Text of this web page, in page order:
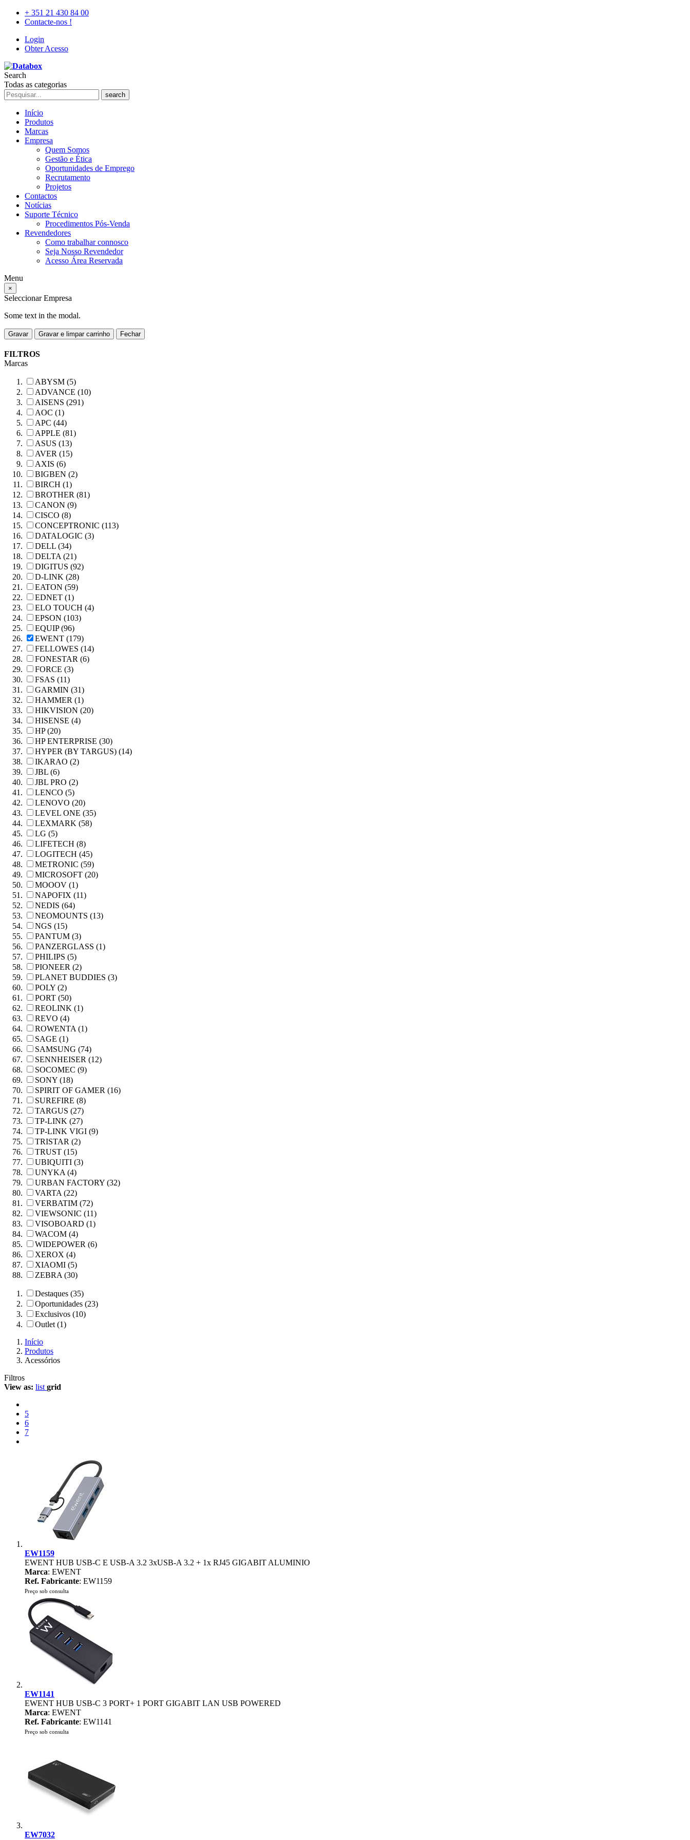
+ 351 21 430 84 00
Contacte-nos !
Login
Obter Acesso
Search
Todas as categorias
search
Início
Produtos
Marcas
Empresa
Quem Somos
Gestão e Ética
Oportunidades de Emprego
Recrutamento
Projetos
Contactos
Notícias
Suporte Técnico
Procedimentos Pós-Venda
Revendedores
Como trabalhar connosco
Seja Nosso Revendedor
Acesso Área Reservada
Menu
×
Seleccionar Empresa
Some text in the modal.
Gravar Gravar e limpar carrinho Fechar
FILTROS
Marcas
ABYSM (5)
ADVANCE (10)
AISENS (291)
AOC (1)
APC (44)
APPLE (81)
ASUS (13)
AVER (15)
AXIS (6)
BIGBEN (2)
BIRCH (1)
BROTHER (81)
CANON (9)
CISCO (8)
CONCEPTRONIC (113)
DATALOGIC (3)
DELL (34)
DELTA (21)
DIGITUS (92)
D-LINK (28)
EATON (59)
EDNET (1)
ELO TOUCH (4)
EPSON (103)
EQUIP (96)
EWENT (179)
FELLOWES (14)
FONESTAR (6)
FORCE (3)
FSAS (11)
GARMIN (31)
HAMMER (1)
HIKVISION (20)
HISENSE (4)
HP (20)
HP ENTERPRISE (30)
HYPER (BY TARGUS) (14)
IKARAO (2)
JBL (6)
JBL PRO (2)
LENCO (5)
LENOVO (20)
LEVEL ONE (35)
LEXMARK (58)
LG (5)
LIFETECH (8)
LOGITECH (45)
METRONIC (59)
MICROSOFT (20)
MOOOV (1)
NAPOFIX (11)
NEDIS (64)
NEOMOUNTS (13)
NGS (15)
PANTUM (3)
PANZERGLASS (1)
PHILIPS (5)
PIONEER (2)
PLANET BUDDIES (3)
POLY (2)
PORT (50)
REOLINK (1)
REVO (4)
ROWENTA (1)
SAGE (1)
SAMSUNG (74)
SENNHEISER (12)
SOCOMEC (9)
SONY (18)
SPIRIT OF GAMER (16)
SUREFIRE (8)
TARGUS (27)
TP-LINK (27)
TP-LINK VIGI (9)
TRISTAR (2)
TRUST (15)
UBIQUITI (3)
UNYKA (4)
URBAN FACTORY (32)
VARTA (22)
VERBATIM (72)
VIEWSONIC (11)
VISOBOARD (1)
WACOM (4)
WIDEPOWER (6)
XEROX (4)
XIAOMI (5)
ZEBRA (30)
Destaques (35)
Oportunidades (23)
Exclusivos (10)
Outlet (1)
Início
Produtos
Acessórios
Filtros
View as: list grid
5
6
7
EW1159
EWENT HUB USB-C E USB-A 3.2 3xUSB-A 3.2 + 1x RJ45 GIGABIT ALUMINIO
Marca: EWENT
Ref. Fabricante: EW1159
Preço sob consulta
EW1141
EWENT HUB USB-C 3 PORT+ 1 PORT GIGABIT LAN USB POWERED
Marca: EWENT
Ref. Fabricante: EW1141
Preço sob consulta
EW7032